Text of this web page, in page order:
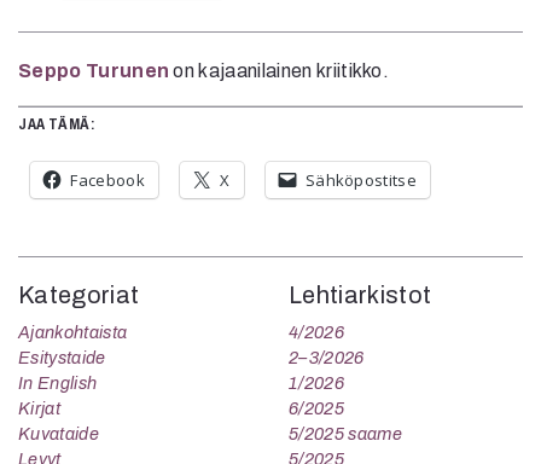
Seppo Turunen on kajaanilainen kriitikko.
Kategoriat
Ajankohtaista
Esitystaide
In English
Kirjat
Kuvataide
Levyt
Lehtiarkistot
4/2026
2–3/2026
1/2026
6/2025
5/2025 saame
5/2025
JAA TÄMÄ:
Facebook X Sähköpostitse